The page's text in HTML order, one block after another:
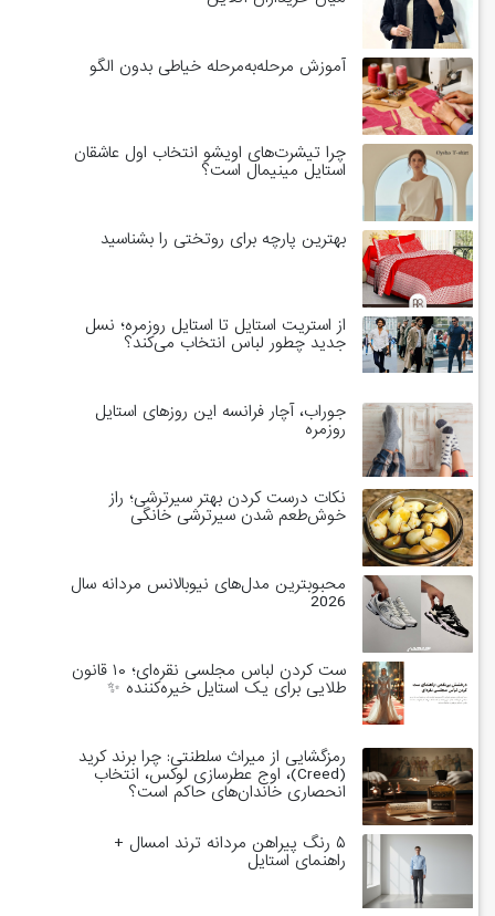
آموزش مرحله‌به‌مرحله خیاطی بدون الگو
چرا تیشرت‌های اویشو انتخاب اول عاشقان
استایل مینیمال است؟
بهترین پارچه برای روتختی را بشناسید
از استریت استایل تا استایل روزمره؛ نسل
جدید چطور لباس انتخاب می‌کند؟
جوراب، آچار فرانسه این روزهای استایل
روزمره
نکات درست کردن بهتر سیرترشی؛ راز
خوش‌طعم شدن سیرترشی خانگی
محبوبترین مدل‌های نیوبالانس مردانه سال
2026
ست کردن لباس مجلسی نقره‌ای؛ ۱۰ قانون
طلایی برای یک استایل خیره‌کننده ✨
رمزگشایی از میراث سلطنتی: چرا برند کرید
(Creed)، اوج عطرسازی لوکس، انتخاب
انحصاری خاندان‌های حاکم است؟
۵ رنگ پیراهن مردانه ترند امسال +
راهنمای استایل